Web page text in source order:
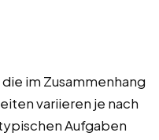
im Zusammenhang
variieren je nach
Aufgaben